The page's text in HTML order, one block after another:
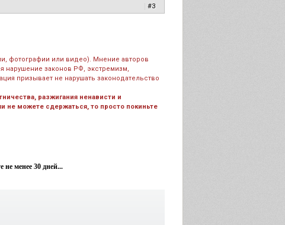
#3
фотографии или видео). Мнение авторов
нарушение законов РФ, экстремизм,
призывает не нарушать законодательство
разжигания ненависти и
не можете сдержаться, то просто покиньте
не менее 30 дней...